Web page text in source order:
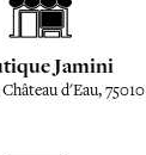
Jamini
d'Eau, 75010